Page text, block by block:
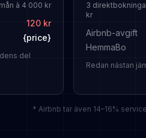
à 4 000 kr
120 kr
{price}
del
3
kr
Airbnb-avgift
HemmaBo
Redan nästan
* Airbnb tar även 14–16%